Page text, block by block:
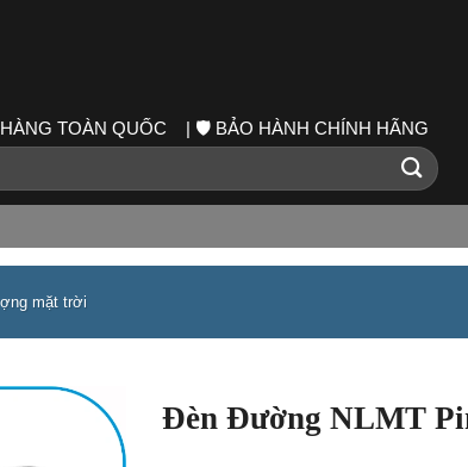
TOÀN QUỐC | 🛡️ BẢO HÀNH CHÍNH HÃNG
mặt trời
Đèn Đường NLMT